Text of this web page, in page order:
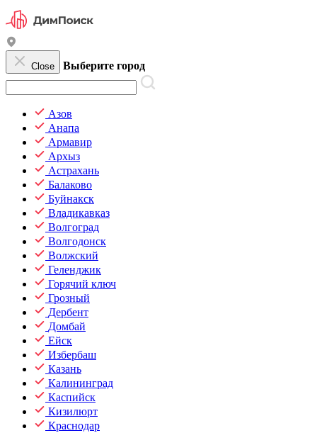
Close Выберите город
Азов
Анапа
Армавир
Архыз
Астрахань
Балаково
Буйнакск
Владикавказ
Волгоград
Волгодонск
Волжский
Геленджик
Горячий ключ
Грозный
Дербент
Домбай
Ейск
Избербаш
Казань
Калининград
Каспийск
Кизилюрт
Краснодар